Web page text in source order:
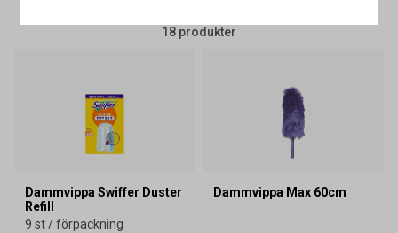
18 produkter
Dammvippa Swiffer Duster
Refill
9 st / förpackning
Dammvippa Max 60cm